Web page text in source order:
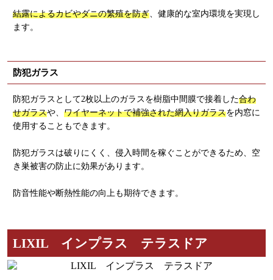
結露によるカビやダニの繁殖を防ぎ、健康的な室内環境を実現し
ます。
防犯ガラス
防犯ガラスとして2枚以上のガラスを樹脂中間膜で接着した合わ
せガラスや、 ワイヤーネットで補強された網入りガラスを内窓に
使用することもできます。
防犯ガラスは破りにくく、侵入時間を稼ぐことができるため、空
き巣被害の防止に効果があります。
防音性能や断熱性能の向上も期待できます。
LIXIL インプラス テラスドア